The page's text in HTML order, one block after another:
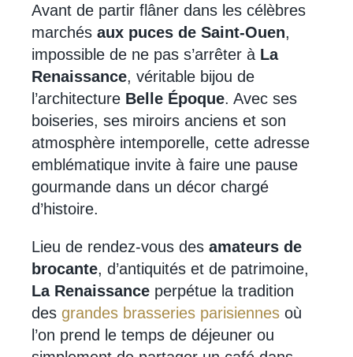
Avant de partir flâner dans les célèbres
marchés aux puces de Saint-Ouen,
impossible de ne pas s’arrêter à La
Renaissance, véritable bijou de
l’architecture Belle Époque. Avec ses
boiseries, ses miroirs anciens et son
atmosphère intemporelle, cette adresse
emblématique invite à faire une pause
gourmande dans un décor chargé
d’histoire.
Lieu de rendez-vous des amateurs de
brocante, d’antiquités et de patrimoine,
La Renaissance perpétue la tradition
des grandes brasseries parisiennes où
l’on prend le temps de déjeuner ou